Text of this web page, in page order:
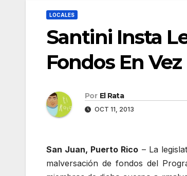
LOCALES
Santini Insta
Fondos En
Por El Rata
OCT 11, 2013
San Juan, Puerto Rico – La
malversación de fondos del